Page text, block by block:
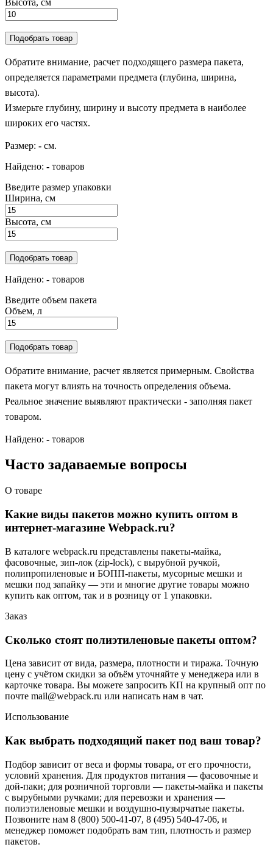
Подобрать товар
Обратите внимание, расчет подходящего размера пакета,
определяется параметрами предмета (глубина, ширина,
высота).
Измерьте глубину, ширину и высоту предмета в наиболее
широких его частях.
Размер: - см.
Найдено: - товаров
Введите размер упаковки
Ширина, см
Высота, см
Подобрать товар
Найдено: - товаров
Введите объем пакета
Объем, л
Подобрать товар
Обратите внимание, расчет является примерным. Свойства
пакета могут влиять на точность определения объема.
Реальное значение выявляют практически - заполняя пакет
товаром.
Найдено: - товаров
Часто задаваемые вопросы
О товаре
Какие виды пакетов можно купить оптом в
интернет-магазине Webpack.ru?
В каталоге webpack.ru представлены пакеты-майка,
фасовочные, зип-лок (zip-lock), с вырубной ручкой,
полипропиленовые и БОПП-пакеты, мусорные мешки и
мешки под запайку — эти и многие другие товары можно
купить как оптом, так и в розницу от 1 упаковки.
Заказ
Сколько стоят полиэтиленовые пакеты оптом?
Цена зависит от вида, размера, плотности и тиража. Точную
цену с учётом скидки за объём уточняйте у менеджера или в
карточке товара. Вы можете запросить КП на крупный опт по
почте mail@webpack.ru или написать нам в чат.
Использование
Как выбрать подходящий пакет под ваш товар?
Подбор зависит от веса и формы товара, от его прочности,
условий хранения. Для продуктов питания — фасовочные и
дой-паки; для розничной торговли — пакеты-майка и пакеты
с вырубными ручками; для перевозки и хранения —
полиэтиленовые мешки и воздушно-пузырчатые пакеты.
Позвоните нам 8 (800) 500-41-07, 8 (495) 540-47-06, и
менеджер поможет подобрать вам тип, плотность и размер
пакетов.